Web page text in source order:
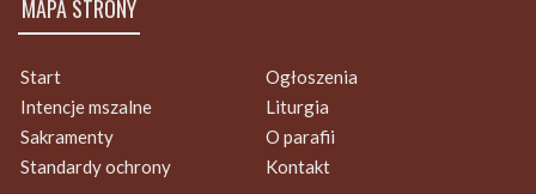
MAPA STRONY
Start
Ogłoszenia
Intencje mszalne
Liturgia
Sakramenty
O parafii
Standardy ochrony
Kontakt